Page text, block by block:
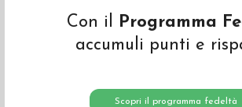
Con il Programma
accumuli punti e
Scopri il programma fedeltà